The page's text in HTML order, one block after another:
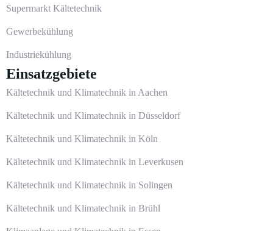
Supermarkt Kältetechnik
Gewerbekühlung
Industriekühlung
Einsatzgebiete
Kältetechnik und Klimatechnik in Aachen
Kältetechnik und Klimatechnik in Düsseldorf
Kältetechnik und Klimatechnik in Köln
Kältetechnik und Klimatechnik in Leverkusen
Kältetechnik und Klimatechnik in Solingen
Kältetechnik und Klimatechnik in Brühl